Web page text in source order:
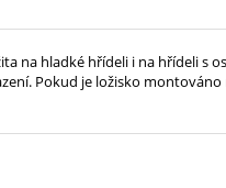
na hladké hřídeli i na hřídeli s
Pokud je ložisko montováno